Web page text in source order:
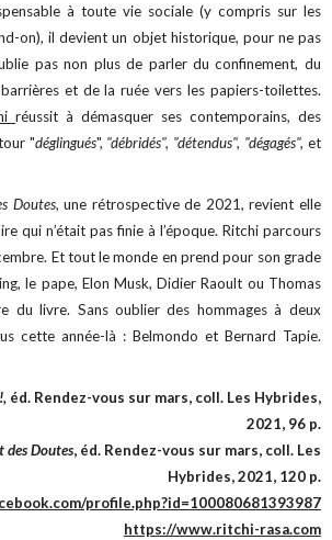
à toute vie sociale (y compris sur les
on), il devient un objet historique, pour ne pas
pas non plus de parler du confinement, du
et de la ruée vers les papiers-toilettes.
réussit à démasquer ses contemporains, des
"déglingués", "débridés", "détendus", "dégagés", et
Doutes, une rétrospective de 2021, revient elle
qui n’était pas finie à l’époque. Ritchi parcours
Et tout le monde en prend pour son grade
le pape, Elon Musk, Didier Raoult ou Thomas
du livre. Sans oublier des hommages à deux
cette année-là : Belmondo et Bernard Tapie.
éd. Rendez-vous sur mars, coll. Les Hybrides,
2021, 96 p.
des Doutes, éd. Rendez-vous sur mars, coll. Les
Hybrides, 2021, 120 p.
profile.php?id=100080681393987
https://www.ritchi-rasa.com